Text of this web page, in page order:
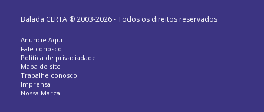
Balada CERTA ® 2003-2026 - Todos os direitos reservados
Anuncie Aqui
Fale conosco
Política de privaciadade
Mapa do site
Trabalhe conosco
Imprensa
Nossa Marca